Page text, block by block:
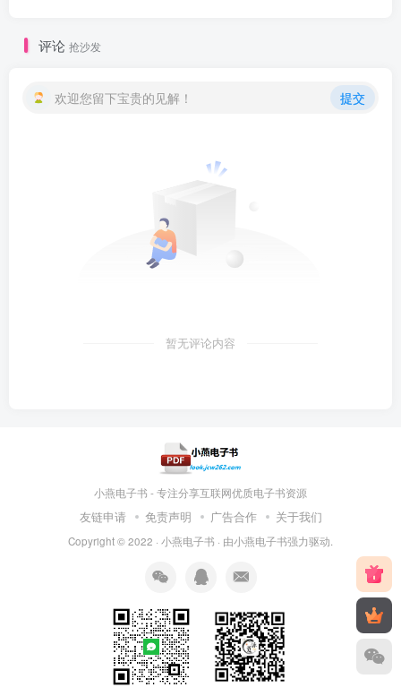
评论 抢沙发
欢迎您留下宝贵的见解！ 提交
暂无评论内容
小燕电子书 - 专注分享互联网优质电子书资源
友链申请 免责声明 广告合作 关于我们
Copyright © 2022 · 小燕电子书 · 由小燕电子书强力驱动.